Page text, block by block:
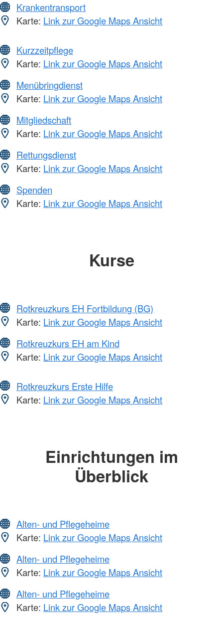
Krankentransport
Karte: Link zur Google Maps Ansicht
Kurzzeitpflege
Karte: Link zur Google Maps Ansicht
Menübringdienst
Karte: Link zur Google Maps Ansicht
Mitgliedschaft
Karte: Link zur Google Maps Ansicht
Rettungsdienst
Karte: Link zur Google Maps Ansicht
Spenden
Karte: Link zur Google Maps Ansicht
Kurse
Rotkreuzkurs EH Fortbildung (BG)
Karte: Link zur Google Maps Ansicht
Rotkreuzkurs EH am Kind
Karte: Link zur Google Maps Ansicht
Rotkreuzkurs Erste Hilfe
Karte: Link zur Google Maps Ansicht
Einrichtungen im
Überblick
Alten- und Pflegeheime
Karte: Link zur Google Maps Ansicht
Alten- und Pflegeheime
Karte: Link zur Google Maps Ansicht
Alten- und Pflegeheime
Karte: Link zur Google Maps Ansicht